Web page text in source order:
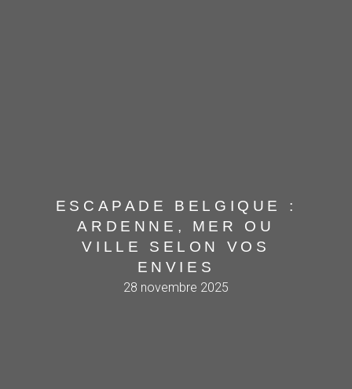
ESCAPADE BELGIQUE :
ARDENNE, MER OU
VILLE SELON VOS
ENVIES
28 novembre 2025